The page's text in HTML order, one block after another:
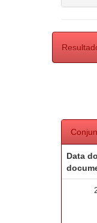
Data do